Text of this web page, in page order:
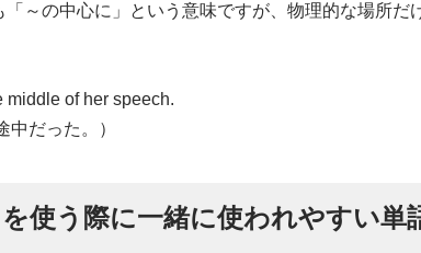
「～の中心に」という意味ですが、物理的な場所だ
middle of her speech.
中だった。）
を使う際に一緒に使われやすい単